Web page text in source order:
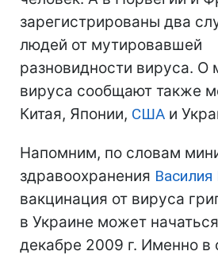
зарегистрированы два
людей от мутировавшей
разновидности вируса. О
вируса сообщают также
Китая, Японии, США и
Напомним, по словам
здравоохранения Василия
вакцинация от вируса
в Украине может
декабре 2009 г. Именно